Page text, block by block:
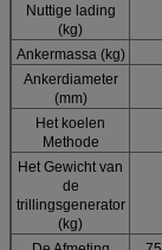
Nuttige lading
(kg)
Ankermassa (kg)
Ankerdiameter
(mm)
Het koelen
Methode
Het Gewicht van
de
trillingsgenerator
(kg)